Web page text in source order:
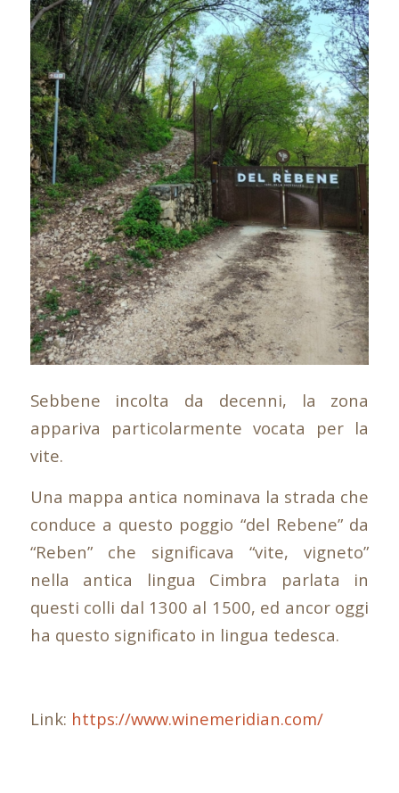
Sebbene incolta da decenni, la zona
appariva particolarmente vocata per la
vite.
Una mappa antica nominava la strada che
conduce a questo poggio “del Rebene” da
“Reben” che significava “vite, vigneto”
nella antica lingua Cimbra parlata in
questi colli dal 1300 al 1500, ed ancor oggi
ha questo significato in lingua tedesca.
Link: https://www.winemeridian.com/